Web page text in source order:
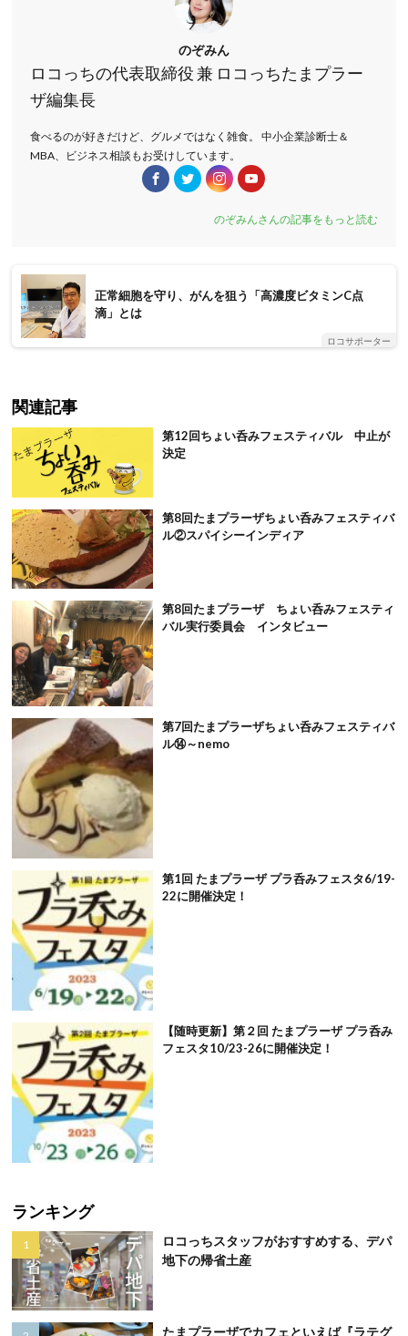
のぞみん
ロコっちの代表取締役 兼 ロコっちたまプラー
ザ編集長
食べるのが好きだけど、グルメではなく雑食。 中小企業診断士＆
MBA、ビジネス相談もお受けしています。
のぞみんさんの記事をもっと読む
正常細胞を守り、がんを狙う「高濃度ビタミンC点
滴」とは
ロコサポーター
関連記事
第12回ちょい呑みフェスティバル 中止が
決定
第8回たまプラーザちょい呑みフェスティバ
ル②スパイシーインディア
第8回たまプラーザ ちょい呑みフェスティ
バル実行委員会 インタビュー
第7回たまプラーザちょい呑みフェスティバ
ル⑭～nemo
第1回 たまプラーザ プラ呑みフェスタ6/19-
22に開催決定！
【随時更新】第２回 たまプラーザ プラ呑み
フェスタ10/23-26に開催決定！
ランキング
ロコっちスタッフがおすすめする、デパ
地下の帰省土産
たまプラーザでカフェといえば『ラテグ